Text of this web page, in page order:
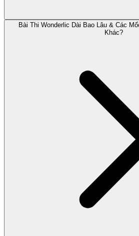
Bài Thi Wonderlic Dài Bao Lâu & Các
Khác?